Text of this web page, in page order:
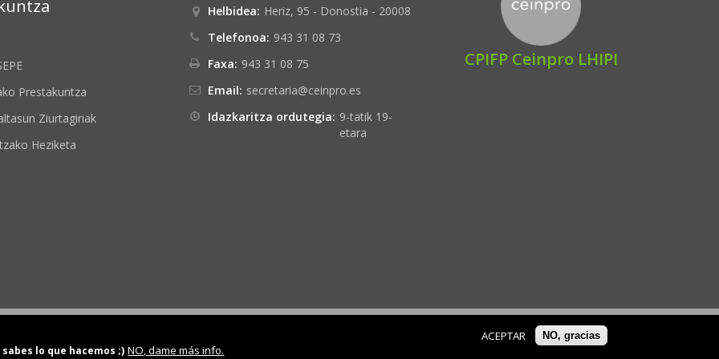
Prestakuntza
Ziurtagiriak
Heziketa
Helbidea: Heriz, 95 - Donostia - 20008
Telefonoa: 943 31 08 73
Faxa: 943 31 08 75
Email: secretaria@ceinpro.es
Idazkaritza ordutegia: 9-tatik 19-
etara
CPIFP Ceinpro LHIPI
lo que hacemos ;) NO, dame más info.
ACEPTAR NO, gracias